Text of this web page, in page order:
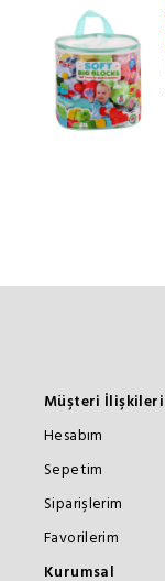
Müşteri İlişkileri
Hesabım
Sepetim
Siparişlerim
Favorilerim
Kurumsal